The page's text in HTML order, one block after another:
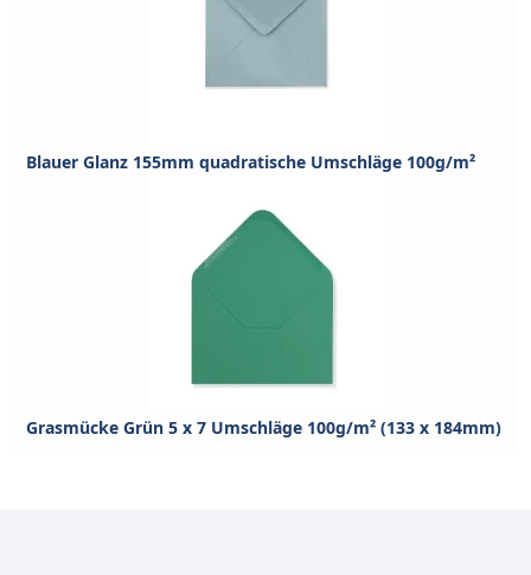
Blauer Glanz 155mm quadratische Umschläge 100g/m²
Grasmücke Grün 5 x 7 Umschläge 100g/m² (133 x 184mm)